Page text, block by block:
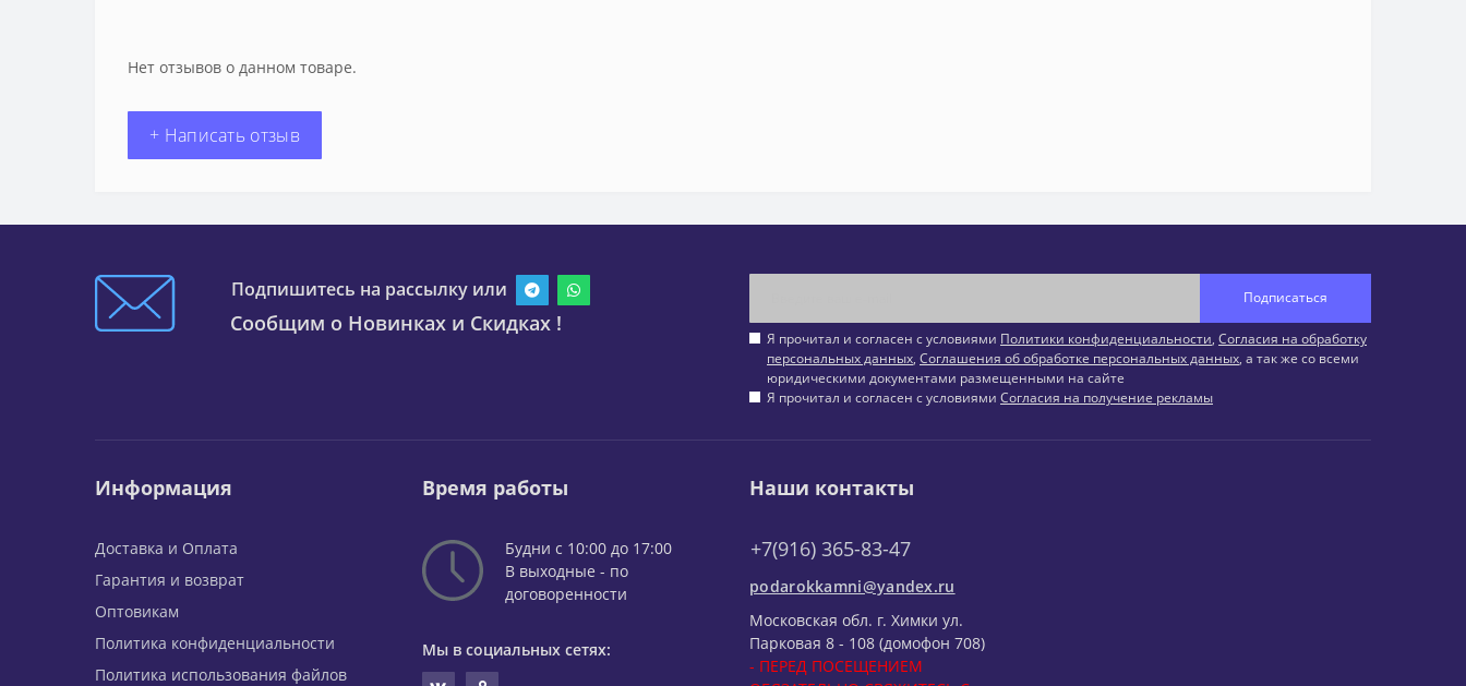
Нет отзывов о данном товаре.
+ Написать отзыв
Подпишитесь на рассылку или
Сообщим о Новинках и Скидках !
Подписаться
Я прочитал и согласен с условиями Политики конфиденциальности, Согласия на обработку
персональных данных, Соглашения об обработке персональных данных, а так же со всеми
юридическими документами размещенными на сайте
Я прочитал и согласен с условиями Согласия на получение рекламы
Информация
Доставка и Оплата
Гарантия и возврат
Оптовикам
Политика конфиденциальности
Политика использования файлов
Время работы
Будни с 10:00 до 17:00
В выходные - по
договоренности
Мы в социальных сетях:
Наши контакты
+7(916) 365-83-47
podarokkamni@yandex.ru
Московская обл. г. Химки ул.
Парковая 8 - 108 (домофон 708)
- ПЕРЕД ПОСЕЩЕНИЕМ